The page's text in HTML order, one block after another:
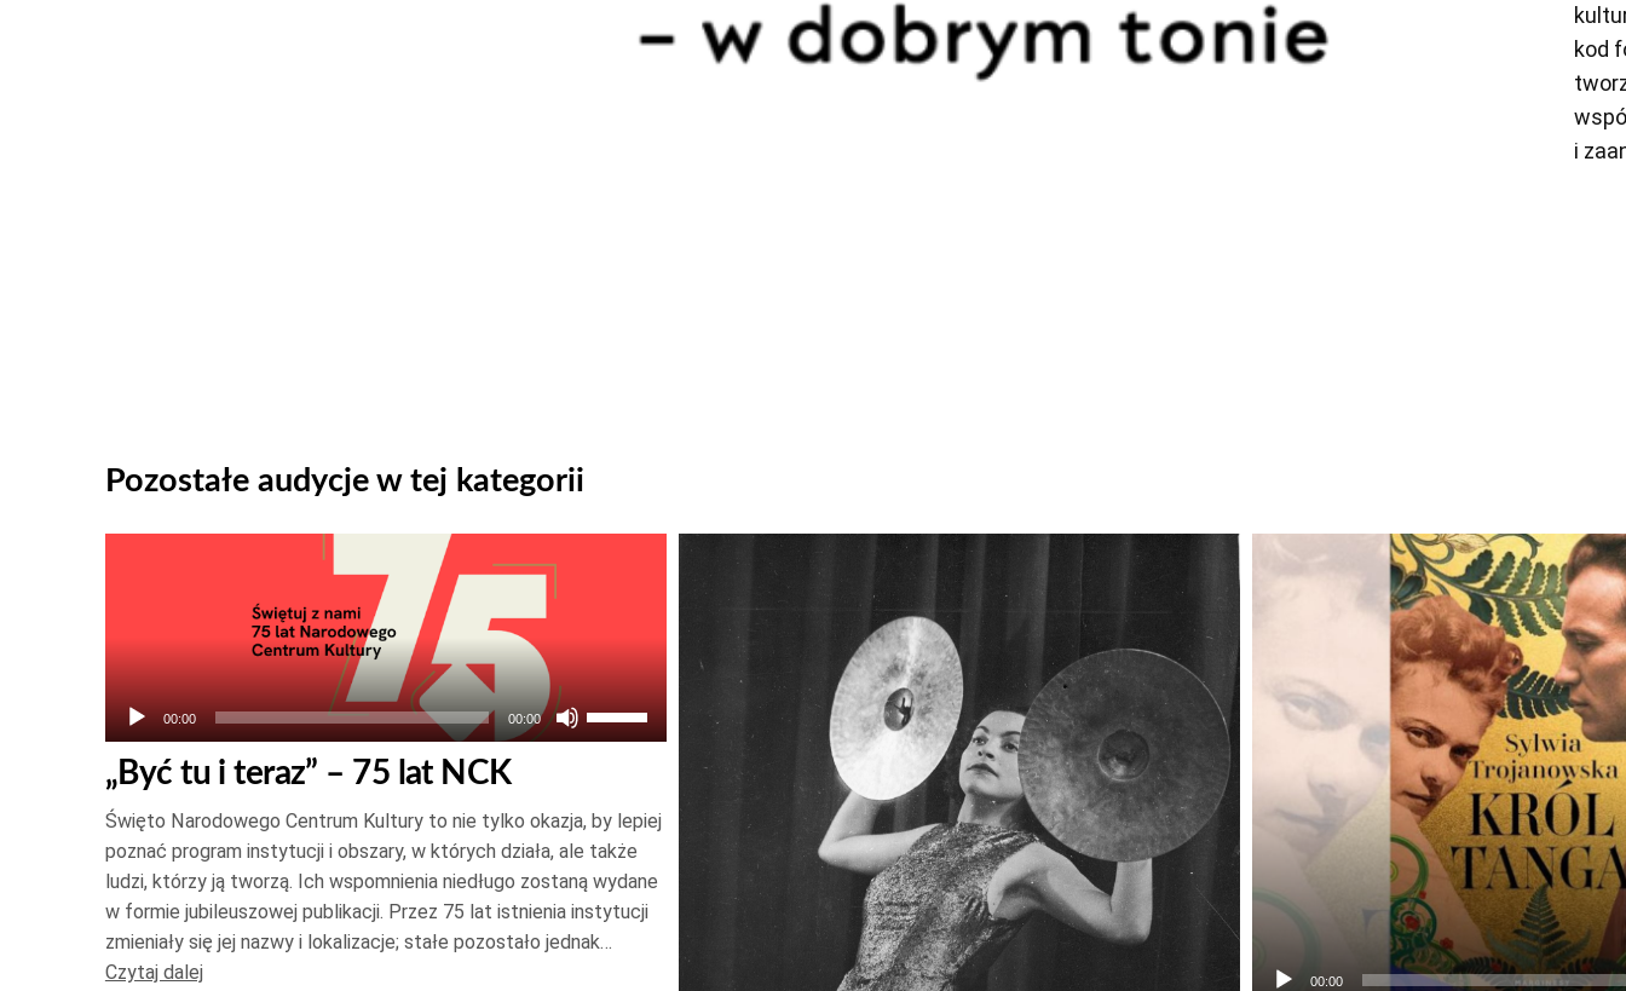
kod
i
Pozostałe audycje w tej kategorii
00:00 00:00
Używaj
strzałek
góry
oraz
do
dołu
aby
„Być tu i teraz” – 75 lat NCK
Święto Narodowego Centrum Kultury to nie tylko okazja, by lepiej
poznać program instytucji i obszary, w których działa, ale także
ludzi, którzy ją tworzą. Ich wspomnienia niedługo zostaną wydane
w formie jubileuszowej publikacji. Przez 75 lat istnienia instytucji
zmieniały się jej nazwy i lokalizacje; stałe pozostało jednak…
Czytaj dalej
Odtwarzacz
plików
dźwiękowych
plików
dźwiękowych
00:00